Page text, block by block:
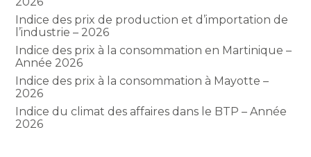
Indice des prix de production et d’importation de
l’industrie – 2026
Indice des prix à la consommation en Martinique –
Année 2026
Indice des prix à la consommation à Mayotte –
2026
Indice du climat des affaires dans le BTP – Année
2026